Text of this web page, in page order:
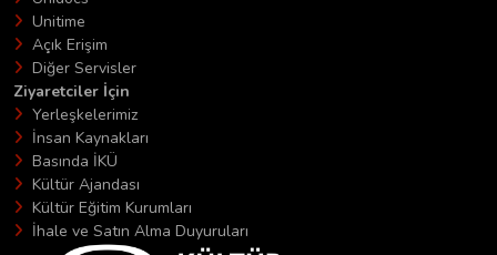
Unitime
Açık Erişim
Diğer Servisler
Ziyaretciler İçin
Yerleşkelerimiz
İnsan Kaynakları
Basında İKÜ
Kültür Ajandası
Kültür Eğitim Kurumları
İhale ve Satın Alma Duyuruları